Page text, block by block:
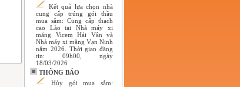
Kết quả lựa chọn nhà
cung cấp trúng gói thầu
mua sắm: Cung cấp thạch
cao Lào tại Nhà máy xi
măng Vicem Hải Vân và
Nhà máy xi măng Vạn Ninh
năm 2026. Thời gian đăng
tin: 09h00, ngày
18/03/2026
THÔNG BÁO
Hủy gói mua sắm: